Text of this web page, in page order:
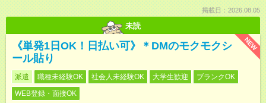
掲載日：2026.08.05
未読
NEW
《単発1日OK！日払い可》＊DMのモクモクシ
ール貼り
派遣 職種未経験OK 社会人未経験OK 大学生歓迎
ブランクOK
WEB登録・面接OK